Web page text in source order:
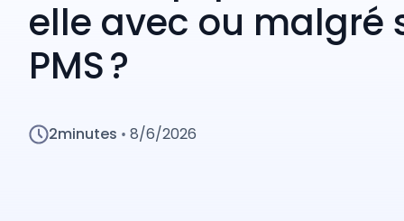
elle avec ou malgré
PMS ?
2minutes • 8/6/2026